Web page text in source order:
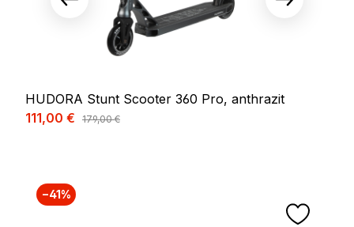
HUDORA Stunt Scooter 360 Pro, anthrazit
Verkaufspreis:
111,00 € Regulärer Preis:
179,00 €
−41%